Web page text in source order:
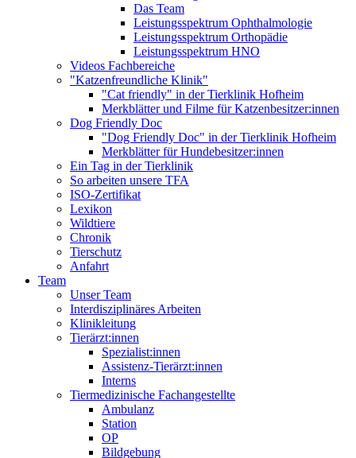
Das Team
Leistungsspektrum Ophthalmologie
Leistungsspektrum Orthopädie
Leistungsspektrum HNO
Videos Fachbereiche
"Katzenfreundliche Klinik"
"Cat friendly" in der Tierklinik Hofheim
Merkblätter und Filme für Katzenbesitzer:innen
Dog Friendly Doc
"Dog Friendly Doc" in der Tierklinik Hofheim
Merkblätter für Hundebesitzer:innen
Ein Tag in der Tierklinik
So arbeiten unsere TFA
ISO-Zertifikat
Lexikon
Wildtiere
Chronik
Tierschutz
Anfahrt
Team
Unser Team
Interdisziplinäres Arbeiten
Klinikleitung
Tierärzt:innen
Spezialist:innen
Assistenz-Tierärzt:innen
Interns
Tiermedizinische Fachangestellte
Ambulanz
Station
OP
Bildgebung